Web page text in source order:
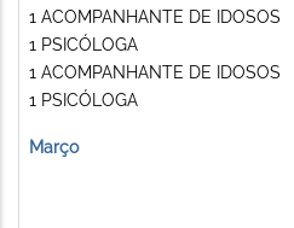
1 ACOMPANHANTE DE IDOSOS
1 PSICÓLOGA
1 ACOMPANHANTE DE IDOSOS
1 PSICÓLOGA
Março